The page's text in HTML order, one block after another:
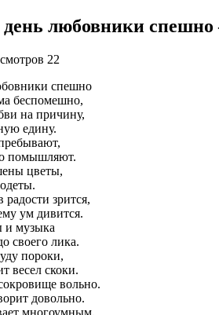
любовники
22
спешно
беспомешно,
на причину,
едину.
помышляют.
цветы,
радости зрится,
ум дивится.
и музыка
своего лика.
пороки,
весел скоки.
вольно.
довольно.
многоумным,